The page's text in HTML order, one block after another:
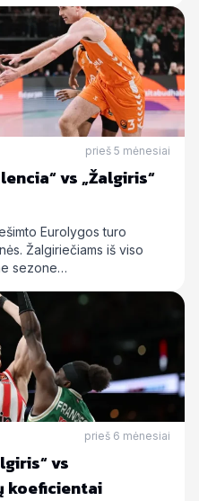
prieš 5 mėnesiai
vs „Žalgiris“
Eurolygos turo
Žalgiriečiams iš viso
sezone…
prieš 6 mėnesiai
vs
koeficientai